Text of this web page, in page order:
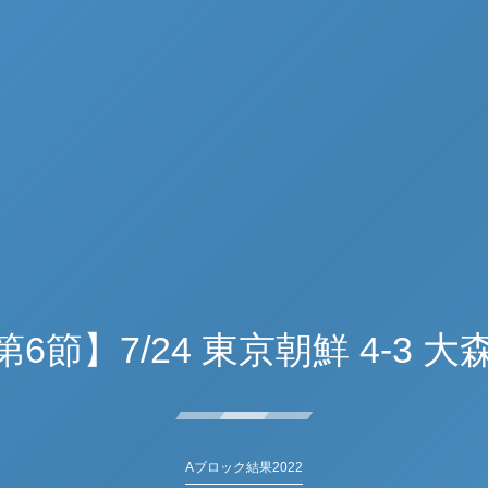
6節】7/24 東京朝鮮 4-3 大
Aブロック結果2022